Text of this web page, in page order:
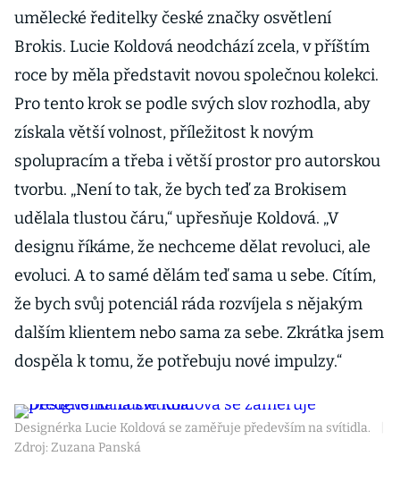
umělecké ředitelky české značky osvětlení
Brokis. Lucie Koldová neodchází zcela, v příštím
roce by měla představit novou společnou kolekci.
Pro tento krok se podle svých slov rozhodla, aby
získala větší volnost, příležitost k novým
spolupracím a třeba i větší prostor pro autorskou
tvorbu. „Není to tak, že bych teď za Brokisem
udělala tlustou čáru,“ upřesňuje Koldová. „V
designu říkáme, že nechceme dělat revoluci, ale
evoluci. A to samé dělám teď sama u sebe. Cítím,
že bych svůj potenciál ráda rozvíjela s nějakým
dalším klientem nebo sama za sebe. Zkrátka jsem
dospěla k tomu, že potřebuju nové impulzy.“
Designérka Lucie Koldová se zaměřuje především na svítidla.
Zdroj: Zuzana Panská